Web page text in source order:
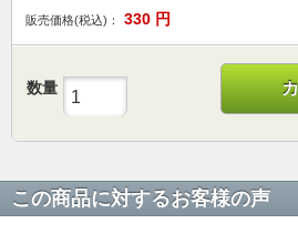
販売価格(税込)： 330 円
数量
この商品に対するお客様の声